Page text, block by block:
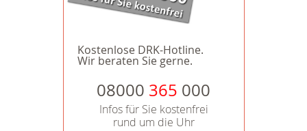
Kostenlose DRK-Hotline.
Wir beraten Sie gerne.
08000 365 000
Infos für Sie kostenfrei
rund um die Uhr